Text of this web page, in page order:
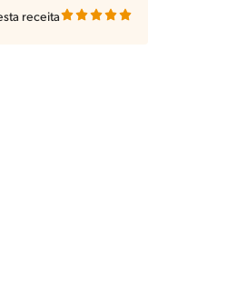
receita